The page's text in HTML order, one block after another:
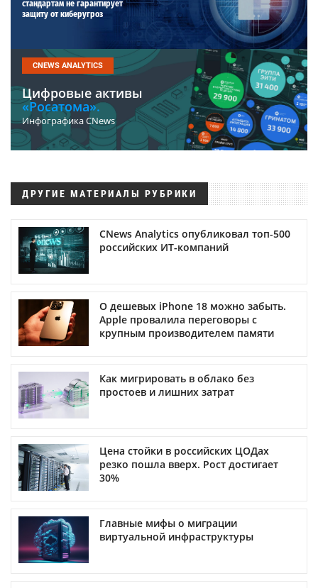
стандартам не гарантирует
защиту от киберугроз
CNEWS ANALYTICS
Цифровые активы
«Росатома».
Инфографика CNews
ДРУГИЕ МАТЕРИАЛЫ РУБРИКИ
CNews Analytics опубликовал топ-500
российских ИТ-компаний
О дешевых iPhone 18 можно забыть.
Apple провалила переговоры с
крупным производителем памяти
Как мигрировать в облако без
простоев и лишних затрат
Цена стойки в российских ЦОДах
резко пошла вверх. Рост достигает
30%
Главные мифы о миграции
виртуальной инфраструктуры